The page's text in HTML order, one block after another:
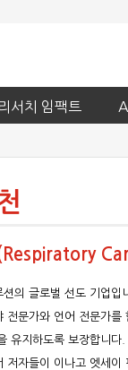
리서치 임팩트
션의 글로벌 선도 기업
전문가와 언어 전문가
유지하도록 보장합니
저자들이 이나고 엣세